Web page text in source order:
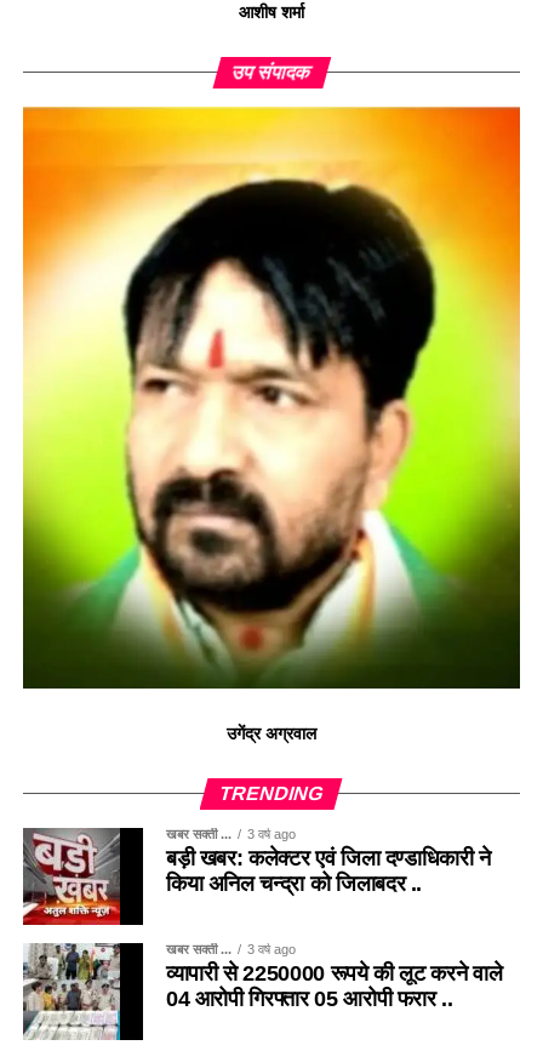
आशीष शर्मा
उप संपादक
उगेंद्र अग्रवाल
TRENDING
खबर सक्ती ... 3 वर्ष ago
बड़ी खबर: कलेक्टर एवं जिला दण्डाधिकारी ने
किया अनिल चन्द्रा को जिलाबदर ..
खबर सक्ती ... 3 वर्ष ago
व्यापारी से 2250000 रूपये की लूट करने वाले
04 आरोपी गिरफ्तार 05 आरोपी फरार ..